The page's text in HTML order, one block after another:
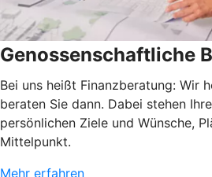
Genossenschaftliche
Bei uns heißt Finanzberatung: Wir
beraten Sie dann. Dabei stehen
persönlichen Ziele und Wünsche,
Mittelpunkt.
Mehr erfahren